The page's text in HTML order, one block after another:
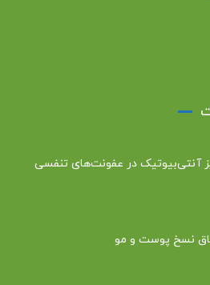
آنتی‌بیوتیک در عفونت‌های تنفسی
نسخ پوست و مو